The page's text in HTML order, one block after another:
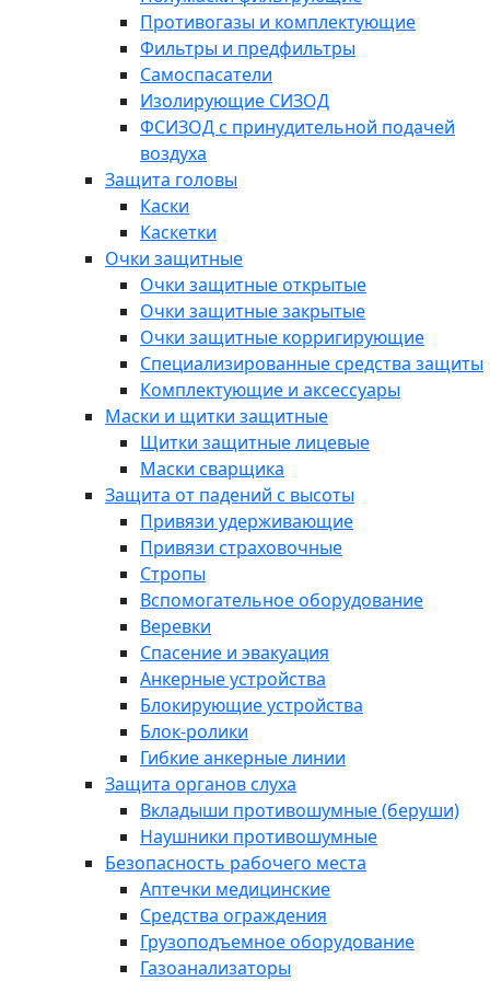
Противогазы и комплектующие
Фильтры и предфильтры
Самоспасатели
Изолирующие СИЗОД
ФСИЗОД с принудительной подачей
воздуха
Защита головы
Каски
Каскетки
Очки защитные
Очки защитные открытые
Очки защитные закрытые
Очки защитные корригирующие
Специализированные средства защиты
Комплектующие и аксессуары
Маски и щитки защитные
Щитки защитные лицевые
Маски сварщика
Защита от падений с высоты
Привязи удерживающие
Привязи страховочные
Стропы
Вспомогательное оборудование
Веревки
Спасение и эвакуация
Анкерные устройства
Блокирующие устройства
Блок-ролики
Гибкие анкерные линии
Защита органов слуха
Вкладыши противошумные (беруши)
Наушники противошумные
Безопасность рабочего места
Аптечки медицинские
Средства ограждения
Грузоподъемное оборудование
Газоанализаторы